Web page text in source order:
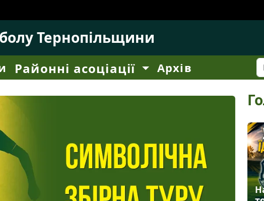
Тернопільщини
Районні асоціації Архів